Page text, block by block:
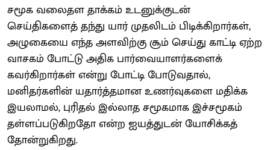
சமூக வலைதள தாக்கம் உடனுக்குடன்
செய்திகளைத் தந்து யார் முதலிடம் பிடிக்கிறார்கள்,
அழுகையை எந்த அளவிற்கு சூம் செய்து காட்டி ஏற்ற
வாசகம் போட்டு அதிக பார்வையாளர்களைக்
கவர்கிறார்கள் என்று போட்டி போடுவதால்,
மனிதர்களின் யதார்த்தமான உணர்வுகளை மதிக்க
இயலாமல், புரிதல் இல்லாத சமூகமாக இச்சமூகம்
தள்ளப்படுகிறதோ என்ற ஐயத்துடன் யோசிக்கத்
தோன்றுகிறது.